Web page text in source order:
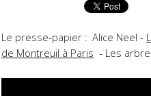
Le presse-papier : Alice Neel -
de Montreuil à Paris - Les